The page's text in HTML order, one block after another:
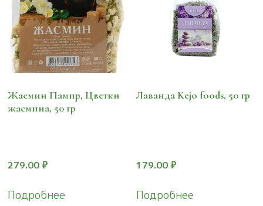
товара.
Жасмин Памир, Цветки
жасмина, 50 гр
279.00 ₽
Подробнее
Лаванда Kejo foods, 50 гр
179.00₽
Подробнее